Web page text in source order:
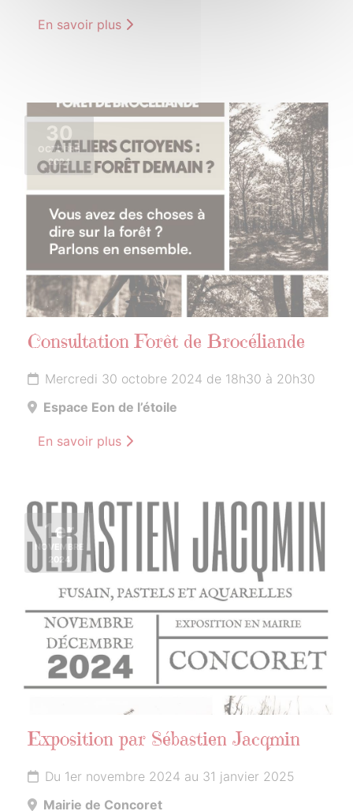
En savoir plus
30
OCTOBRE
2024
Consultation Forêt de Brocéliande
Mercredi 30 octobre 2024 de 18h30 à 20h30
Espace Eon de l’étoile
En savoir plus
1er
NOVEMBRE
2024
Exposition par Sébastien Jacqmin
Du 1er novembre 2024 au 31 janvier 2025
Mairie de Concoret